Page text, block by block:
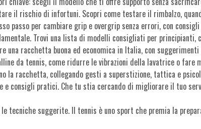
il rischio di infortuni. Scopri come testare il rimbalzo,
passo per cambiare grip e overgrip senza errori, con
Trovi una lista di modelli consigliati per principianti,
una racchetta buona ed economica in Italia, con
da tennis, come ridurre le vibrazioni della lavatrice o
la racchetta, collegando gesti a superstizione, tattica e
consigli pratici. Che tu stia cercando di migliorare il tuo
tecniche suggerite. Il tennis è uno sport che premia la